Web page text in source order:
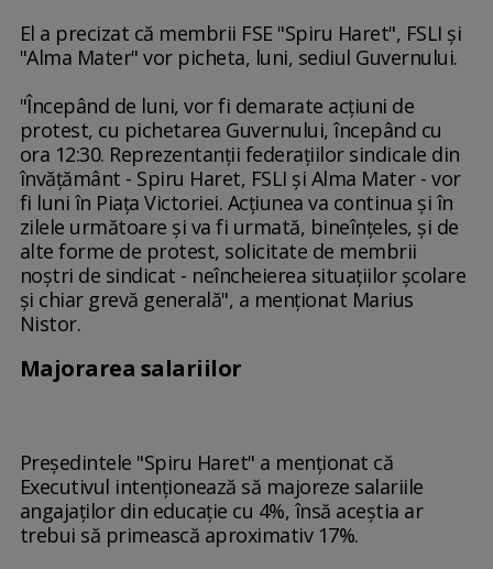
El a precizat că membrii FSE "Spiru Haret", FSLI şi
"Alma Mater" vor picheta, luni, sediul Guvernului.
"Începând de luni, vor fi demarate acţiuni de
protest, cu pichetarea Guvernului, începând cu
ora 12:30. Reprezentanţii federaţiilor sindicale din
învăţământ - Spiru Haret, FSLI şi Alma Mater - vor
fi luni în Piaţa Victoriei. Acţiunea va continua şi în
zilele următoare şi va fi urmată, bineînţeles, şi de
alte forme de protest, solicitate de membrii
noştri de sindicat - neîncheierea situaţiilor şcolare
şi chiar grevă generală", a menţionat Marius
Nistor.
Majorarea salariilor
Preşedintele "Spiru Haret" a menţionat că
Executivul intenţionează să majoreze salariile
angajaţilor din educaţie cu 4%, însă aceştia ar
trebui să primească aproximativ 17%.